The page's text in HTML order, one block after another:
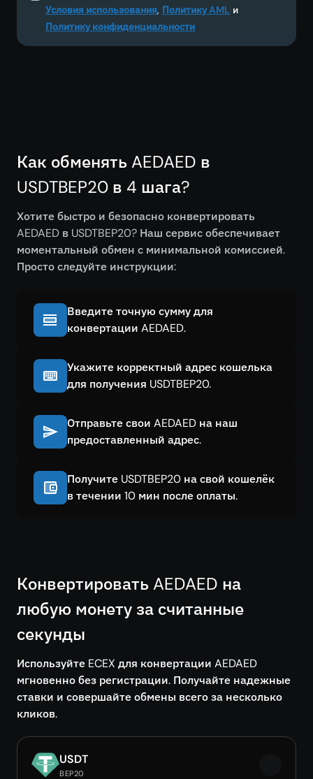
Условия использования, Политику AML и
Политику конфиденциальности
Как обменять AEDAED в
USDTBEP20 в 4 шага?
Хотите быстро и безопасно конвертировать
AEDAED в USDTBEP20? Наш сервис обеспечивает
моментальный обмен с минимальной комиссией.
Просто следуйте инструкции:
Введите точную сумму для
конвертации AEDAED.
Укажите корректный адрес кошелька
для получения USDTBEP20.
Отправьте свои AEDAED на наш
предоставленный адрес.
Получите USDTBEP20 на свой кошелёк
в течении 10 мин после оплаты.
Конвертировать AEDAED на
любую монету за считанные
секунды
Используйте ECEX для конвертации AEDAED
мгновенно без регистрации. Получайте надежные
ставки и совершайте обмены всего за несколько
кликов.
USDT
BEP20